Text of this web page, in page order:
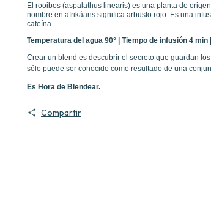
El rooibos (aspalathus linearis) es una planta de
nombre en afrikáans significa arbusto rojo. Es una
cafeína.
Temperatura del agua 90° | Tiempo de infusión 4 min
Crear un blend es descubrir el secreto que guardan
sólo puede ser conocido como resultado de una
Es Hora de Blendear.
Compartir